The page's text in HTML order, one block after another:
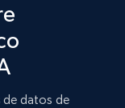
de datos de